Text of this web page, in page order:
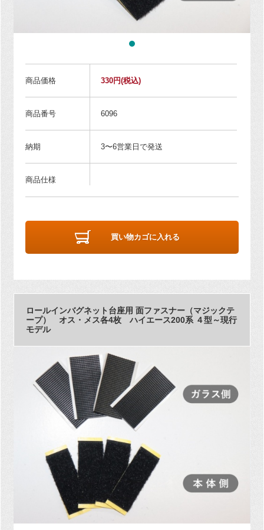
商品価格 330円(税込)
商品番号 6096
納期 3〜6営業日で発送
商品仕様
買い物カゴに入れる
ロールインバグネット台座用 面ファスナー（マジックテ
ープ） オス・メス各4枚 ハイエース200系 ４型～現行
モデル